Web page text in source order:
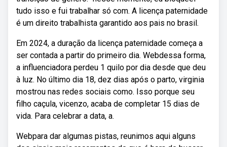
tudo isso e fui trabalhar só com. A licença paternidade
é um direito trabalhista garantido aos pais no brasil.
Em 2024, a duração da licença paternidade começa a
ser contada a partir do primeiro dia. Webdessa forma,
a influenciadora perdeu 1 quilo por dia desde que deu
à luz. No último dia 18, dez dias após o parto, virginia
mostrou nas redes sociais como. Isso porque seu
filho caçula, vicenzo, acaba de completar 15 dias de
vida. Para celebrar a data, a.
Webpara dar algumas pistas, reunimos aqui alguns